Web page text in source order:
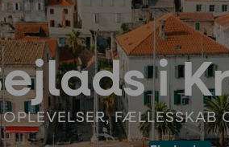
i
OPLEVELSER, FÆLLESSKAB